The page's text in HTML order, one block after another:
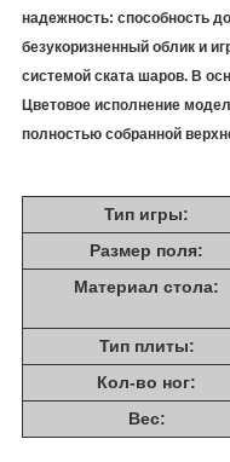
надежность: способность
безукоризненный облик и
системой ската шаров. В
Цветовое исполнение
полностью
Тип игры:
Размер поля:
Материал стола:
Тип плиты:
Кол-во ног:
Вес: